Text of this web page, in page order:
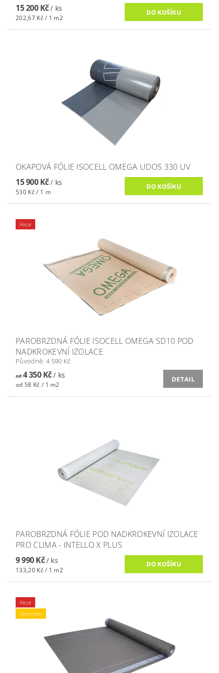
15 200 Kč/ ks
202,67 Kč / 1 m2
OKAPOVÁ FÓLIE ISOCELL OMEGA UDOS 330 UV
15 900 Kč/ ks
530 Kč / 1 m
Akce
PAROBRZDNÁ FÓLIE ISOCELL OMEGA SD10 POD
NADKROKEVNÍ IZOLACE
Původně: 4 590 Kč
od4 350 Kč/ ks
od 58 Kč / 1 m2
DETAIL
PAROBRZDNÁ FÓLIE POD NADKROKEVNÍ IZOLACE
PRO CLIMA - INTELLO X PLUS
9 990 Kč/ ks
133,20 Kč / 1 m2
Akce
Výprodej